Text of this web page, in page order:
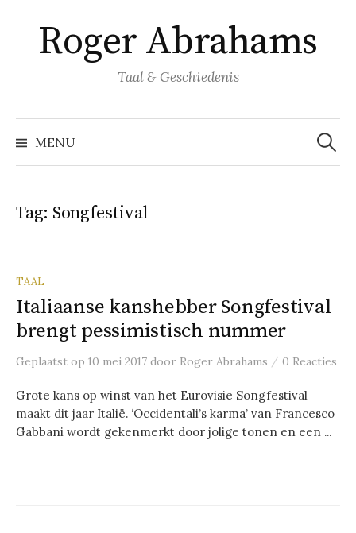
inhoud
springen
Roger Abrahams
Taal & Geschiedenis
MENU
Zoeken
naar:
Tag: Songfestival
TAAL
Italiaanse kanshebber Songfestival
brengt pessimistisch nummer
Geplaatst op 10 mei 2017 door Roger Abrahams / 0 Reacties
Grote kans op winst van het Eurovisie Songfestival
maakt dit jaar Italië. ‘Occidentali’s karma’ van Francesco
Gabbani wordt gekenmerkt door jolige tonen en een ...